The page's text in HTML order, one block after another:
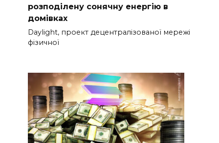
розподілену сонячну енергію в
домівках
Daylight, проект децентралізованої мережі
фізичної